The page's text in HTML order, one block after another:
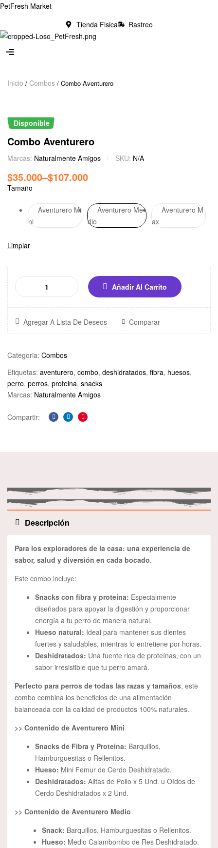
PetFresh Market
Tienda Fisica
Rastreo
Inicio / Combos / Combo Aventurero
Disponible
Combo Aventurero
Marcas: Naturalmente Amigos SKU: N/A
$35.000–$107.000
Tamaño
Aventurero Mi
ni
Aventurero Me
dio
Aventurero M
ax
Limpiar
Añadir Al Carrito
Agregar A Lista De Deseos Comparar
Categoria: Combos
Etiquetas: aventurero, combo, deshidratados, fibra, huesos,
perro, perros, proteina, snacks
Marcas: Naturalmente Amigos
Compartir:
Facebook
LinkedinPinterest
Descripción
Para los exploradores de la casa: una experiencia de
sabor, salud y diversión en cada bocado.
Este combo incluye:
Snacks con fibra y proteína: Especialmente
diseñados para apoyar la digestión y proporcionar
energía a tu perro de manera natural.
Hueso natural: Ideal para mantener sus dientes
fuertes y saludables, mientras lo entretiene por horas.
Deshidratados: Una fuente rica de proteínas, con un
sabor irresistible que tu perro amará.
Perfecto para perros de todas las razas y tamaños, este
combo combina los beneficios de una alimentación
balanceada con la calidad de productos 100% naturales.
>> Contenido de Aventurero Mini
Snacks de Fibra y Proteína: Barquillos,
Hamburguesitas o Rellenitos.
Hueso: Mini Femur de Cerdo Deshidratado.
Deshidratados: Alitas de Pollo x 5 Und. u Oídos de
Cerdo Deshidratados x 2 Und.
>> Contenido de Aventurero Medio
Snack: Barquillos, Hamburguesitas o Rellenitos.
Hueso: Medio Calambombo de Res Deshidratado.
N